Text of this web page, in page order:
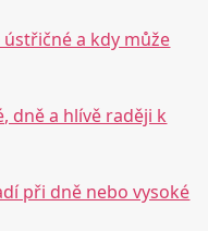
a kdy může
dně a hlívě raději k
při dně nebo vysoké